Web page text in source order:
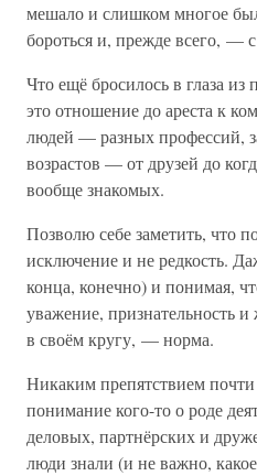
мешало и слишком многое
бороться и, прежде всего, —
Что ещё бросилось в глаза
это отношение до ареста к
людей — разных профессий,
возрастов — от друзей до
вообще знакомых.
Позволю себе заметить, что
исключение и не редкость.
конца, конечно) и понимая,
уважение, признательность
в своём кругу, — норма.
Никаким препятствием
понимание кого-то о роде
деловых, партнёрских и
люди знали (и не важно,